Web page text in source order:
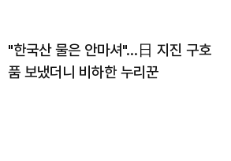
"한국산 물은 안마셔"…日 지진 구호
품 보냈더니 비하한 누리꾼